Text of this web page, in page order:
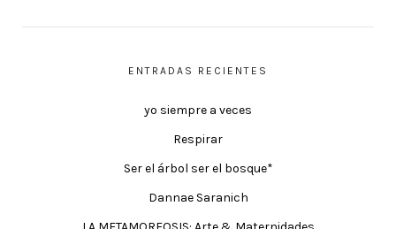
ENTRADAS RECIENTES
yo siempre a veces
Respirar
Ser el árbol ser el bosque*
Dannae Saranich